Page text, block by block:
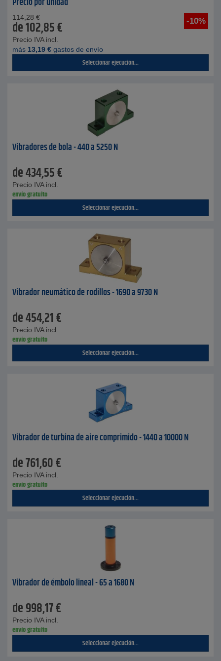
-10%
114,28 €
de102,85€
Precio IVA incl.
más 13,19 € gastos de envío
Seleccionar ejecución...
Vibradores de bola - 440 a 5250 N
de434,55€
Precio IVA incl.
envío gratuito
Seleccionar ejecución...
Vibrador neumático de rodillos - 1690 a 9730 N
de454,21€
Precio IVA incl.
envío gratuito
Seleccionar ejecución...
Vibrador de turbina de aire comprimido - 1440 a 10000 N
de761,60€
Precio IVA incl.
envío gratuito
Seleccionar ejecución...
Vibrador de émbolo lineal - 65 a 1680 N
de998,17€
Precio IVA incl.
envío gratuito
Seleccionar ejecución...